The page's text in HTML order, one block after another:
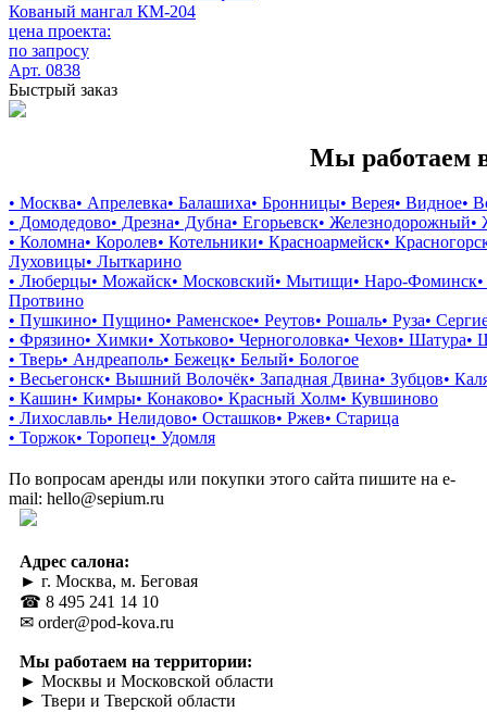
Кованый мангал КМ-204
цена проекта:
по запросу
Арт. 0838
Быстрый заказ
Мы работаем
• Москва• Апрелевка• Балашиха• Бронницы• Верея• Видное•
• Домодедово• Дрезна• Дубна• Егорьевск• Железнодорожный•
• Коломна• Королев• Котельники• Красноармейск•
Луховицы• Лыткарино
• Люберцы• Можайск• Московский• Мытищи• Наро-Фоминск
Протвино
• Пушкино• Пущино• Раменское• Реутов• Рошаль• Руза•
• Фрязино• Химки• Хотьково• Черноголовка• Чехов• Шатура•
• Тверь• Андреаполь• Бежецк• Белый• Бологое
• Весьегонск• Вышний Волочёк• Западная Двина• Зубцов•
• Кашин• Кимры• Конаково• Красный Холм• Кувшиново
• Лихославль• Нелидово• Осташков• Ржев• Старица
• Торжок• Торопец• Удомля
По вопросам аренды или покупки этого сайта пишите на e-
mail: hello@sepium.ru
Адрес салона:
► г. Москва, м. Беговая
☎ 8 495 241 14 10
✉ order@pod-kova.ru
Мы работаем на территории:
► Москвы и Московской области
► Твери и Тверской области